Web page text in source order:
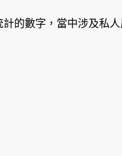
的數字，當中涉及私